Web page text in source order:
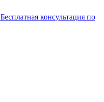
Бесплатная консультация по